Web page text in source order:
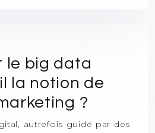
le big data
la notion de
?
autrefois guidé par des